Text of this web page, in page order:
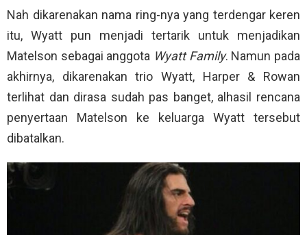
Nah dikarenakan nama ring-nya yang terdengar keren
itu, Wyatt pun menjadi tertarik untuk menjadikan
Matelson sebagai anggota Wyatt Family. Namun pada
akhirnya, dikarenakan trio Wyatt, Harper & Rowan
terlihat dan dirasa sudah pas banget, alhasil rencana
penyertaan Matelson ke keluarga Wyatt tersebut
dibatalkan.